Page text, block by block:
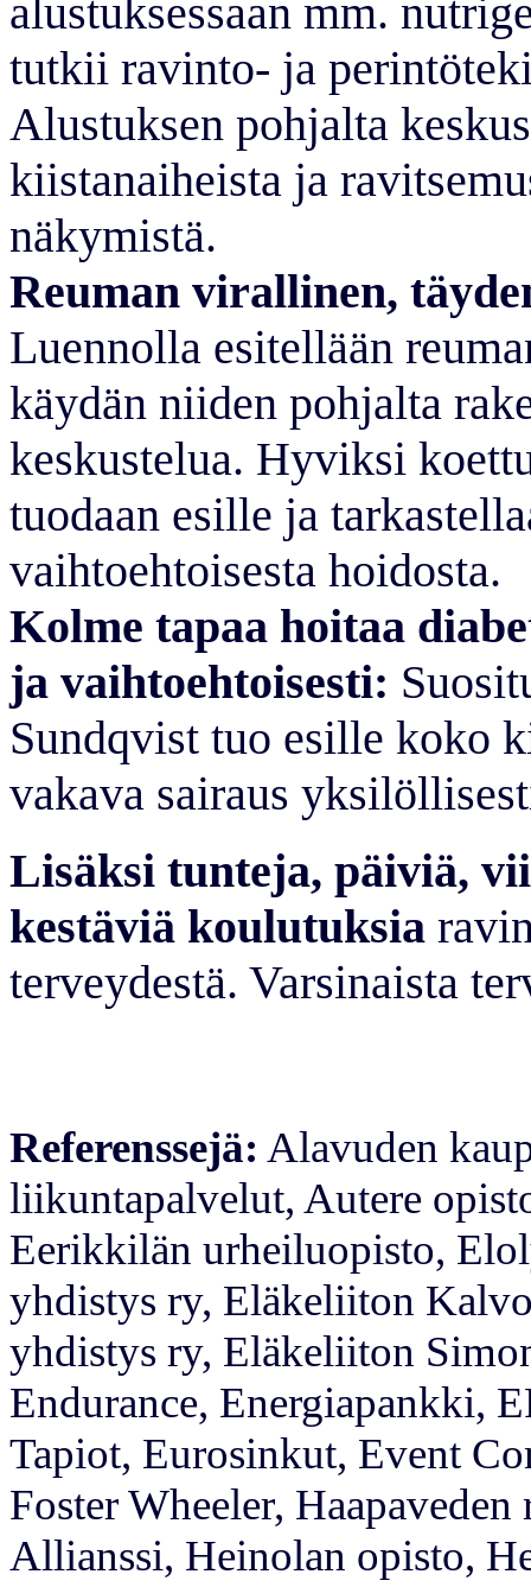
alustuksessaan mm.
tutkii ravinto- ja
Alustuksen pohjalta
kiistanaiheista ja
näkymistä.
Reuman virallinen,
Luennolla esitellään
käydän niiden pohjalta
keskustelua. Hyviksi
tuodaan esille ja
vaihtoehtoisesta hoidosta.
Kolme tapaa hoitaa
ja vaihtoehtoisesti:
Sundqvist tuo esille koko
vakava sairaus
Lisäksi tunteja, päiviä,
kestäviä koulutuksia
terveydestä. Varsinaista
Referenssejä: Alavuden
liikuntapalvelut, Autere
Eerikkilän urheiluopisto,
yhdistys ry, Eläkeliiton
yhdistys ry, Eläkeliiton
Endurance, Energiapankki,
Tapiot, Eurosinkut, Event
Foster Wheeler,
Allianssi, Heinolan opisto,